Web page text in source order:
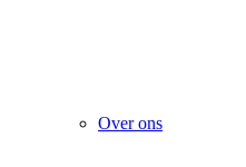
Over ons